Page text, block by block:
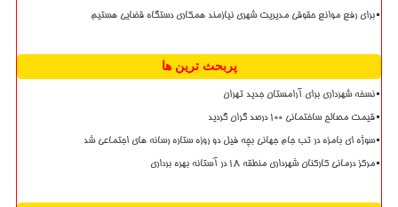
برای رفع موانع حقوقی مدیریت شهری نیازمند همکاری دستگاه قضایی هستیم
پربحث ترین ها
نسخه شهرداری برای آرامستان جدید تهران
قیمت مصالح ساختمانی ۱۰۰ درصد گران گردید
سوژه ای بامزه در تب جام جهانی بچه فیل دو روزه ستاره رسانه های اجتماعی شد
مرکز درمانی کارکنان شهرداری منطقه ۱۸ در آستانه بهره برداری